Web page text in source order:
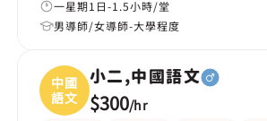
一星期1日-1.5小時/堂
男導師/女導師-大學程度
中國
語文
小二,中國語文
$300/hr